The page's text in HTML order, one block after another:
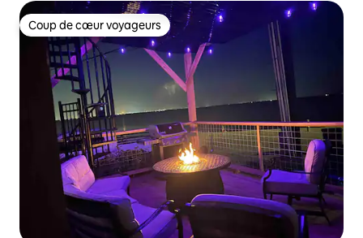
Coup de cœur voyageurs
Coup de cœur voyageurs